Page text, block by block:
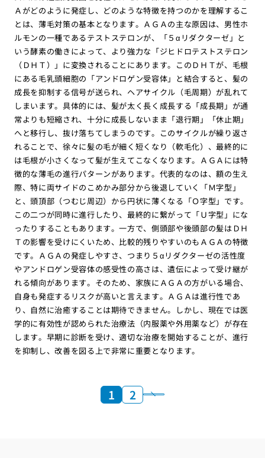
Ａがどのように発症し、どのような特徴を持つのかを理解するこ
とは、薄毛対策の基本となります。ＡＧＡの主な原因は、男性ホ
ルモンの一種であるテストステロンが、「５αリダクターゼ」と
いう酵素の働きによって、より強力な「ジヒドロテストステロン
（ＤＨＴ）」に変換されることにあります。このＤＨＴが、毛根
にある毛乳頭細胞の「アンドロゲン受容体」と結合すると、髪の
成長を抑制する信号が送られ、ヘアサイクル（毛周期）が乱れて
しまいます。具体的には、髪が太く長く成長する「成長期」が通
常よりも短縮され、十分に成長しないまま「退行期」「休止期」
へと移行し、抜け落ちてしまうのです。このサイクルが繰り返さ
れることで、徐々に髪の毛が細く短くなり（軟毛化）、最終的に
は毛根が小さくなって髪が生えてこなくなります。ＡＧＡには特
徴的な薄毛の進行パターンがあります。代表的なのは、額の生え
際、特に両サイドのこめかみ部分から後退していく「Ｍ字型」
と、頭頂部（つむじ周辺）から円状に薄くなる「Ｏ字型」です。
この二つが同時に進行したり、最終的に繋がって「Ｕ字型」にな
ったりすることもあります。一方で、側頭部や後頭部の髪はＤＨ
Ｔの影響を受けにくいため、比較的残りやすいのもＡＧＡの特徴
です。ＡＧＡの発症しやすさ、つまり５αリダクターゼの活性度
やアンドロゲン受容体の感受性の高さは、遺伝によって受け継が
れる傾向があります。そのため、家族にＡＧＡの方がいる場合、
自身も発症するリスクが高いと言えます。ＡＧＡは進行性であ
り、自然に治癒することは期待できません。しかし、現在では医
学的に有効性が認められた治療法（内服薬や外用薬など）が存在
します。早期に診断を受け、適切な治療を開始することが、進行
を抑制し、改善を図る上で非常に重要となります。
1 2